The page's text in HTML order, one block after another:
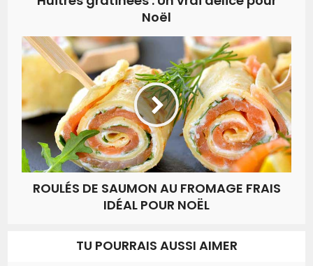
Noël
ROULÉS DE SAUMON AU FROMAGE FRAIS
IDÉAL POUR NOËL
TU POURRAIS AUSSI AIMER